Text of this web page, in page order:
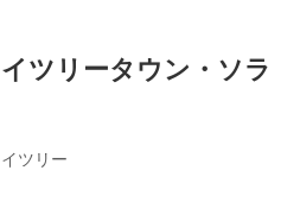
ツリータウン・ソラ
ツリー